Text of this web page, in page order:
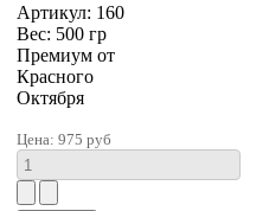
Артикул: 160
Вес: 500 гр
Премиум от
Красного
Октября
Цена: 975 руб